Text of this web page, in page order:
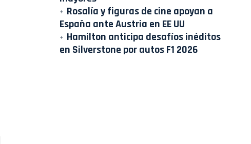
Rosalía y figuras de cine apoyan a
España ante Austria en EE UU
Hamilton anticipa desafíos inéditos
en Silverstone por autos F1 2026